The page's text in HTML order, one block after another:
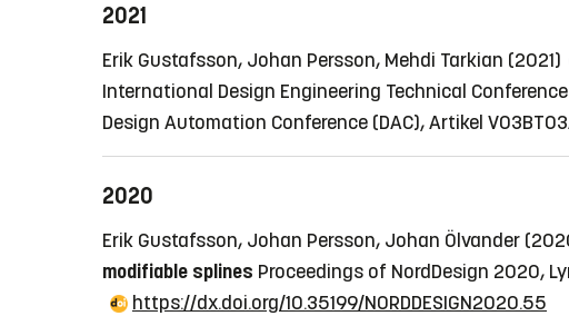
2021
Erik Gustafsson, Johan Persson, Mehdi Tarkian (2021)
International Design Engineering Technical
Design Automation Conference (DAC), Artikel
2020
Erik Gustafsson, Johan Persson, Johan Ölvander
modifiable splines Proceedings of NordDesign 2020,
https://dx.doi.org/10.35199/NORDDESIGN2020.55